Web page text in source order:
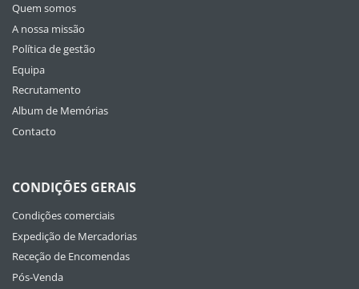
Quem somos
A nossa missão
Política de gestão
Equipa
Recrutamento
Album de Memórias
Contacto
CONDIÇÕES GERAIS
Condições comerciais
Expedição de Mercadorias
Receção de Encomendas
Pós-Venda